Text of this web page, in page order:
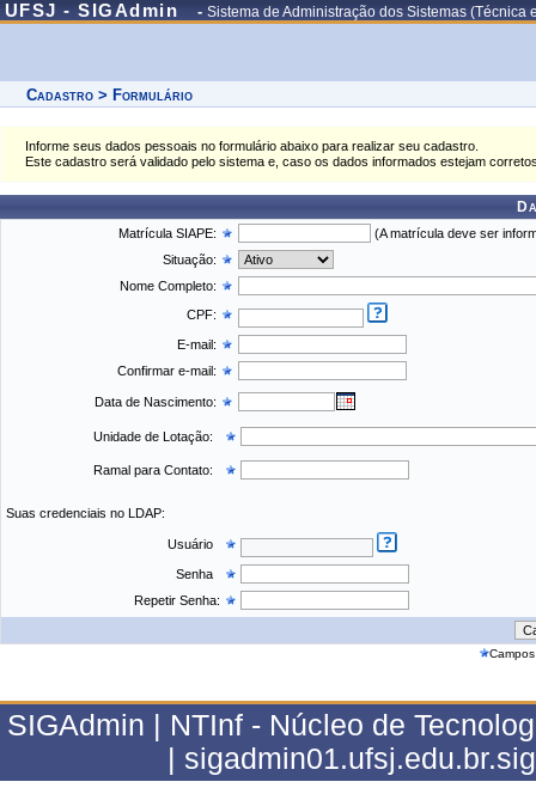
UFSJ - SIGAdmin - Sistema de Administração dos Sistemas (Técnica
Cadastro > Formulário
Informe seus dados pessoais no formulário abaixo para realizar seu cadastro.
Este cadastro será validado pelo sistema e, caso os dados informados estejam
Matrícula SIAPE:
(A matrícula deve ser
Situação:
Nome Completo:
CPF:
E-mail:
Confirmar e-mail:
Data de Nascimento:
Unidade de Lotação:
Ramal para Contato:
Suas credenciais no LDAP:
Usuário
Senha
Repetir Senha:
SIGAdmin | NTInf - Núcleo de
|